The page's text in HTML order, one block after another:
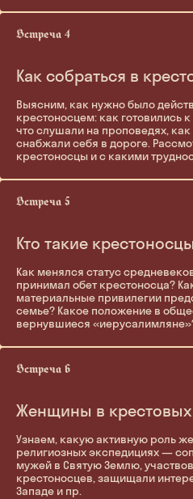
Как собраться в
Выясним, как нужно было
крестоносцем: как готовились
что слушали на проповедях,
снабжали себя в дороге.
крестоносцы и с какими
Кто такие крестоносцы
Как менялся статус
принимал обет крестоносца?
материальные привилегии
семье? Какое положение в
вернувшиеся
Женщины в крестовых
Узнаем, какую активную роль
религиозных экспедициях —
мужей в Святую Землю,
крестоносцев, защищали
Западе и пр.